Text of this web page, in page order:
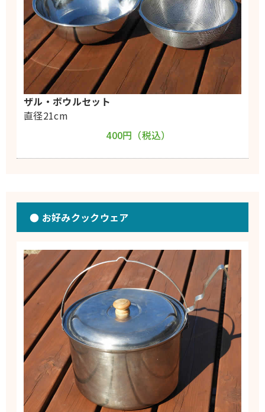
ザル・ボウルセット
直径21cm
400円（税込）
● お好みクックウェア